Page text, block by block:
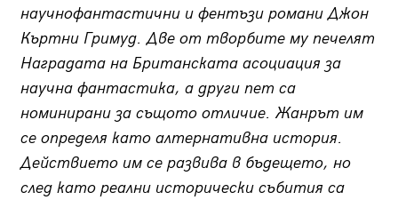
научнофантастични и фентъзи романи Джон
Къртни Гримуд. Две от творбите му печелят
Наградата на Британската асоциация за
научна фантастика, а други пет са
номинирани за същото отличие. Жанрът им
се определя като алтернативна история.
Действието им се развива в бъдещето, но
след като реални исторически събития са